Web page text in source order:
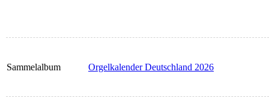
Sammelalbum Orgelkalender Deutschland 2026